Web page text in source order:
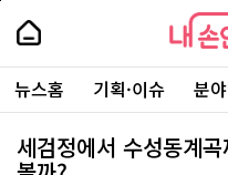
본
로
가
내
손
안
에
서
울
-
서
내
손
에
울
주
요
서
뉴스홈 기획·이슈 분
세검정에서 수성동계
페
상
단
로